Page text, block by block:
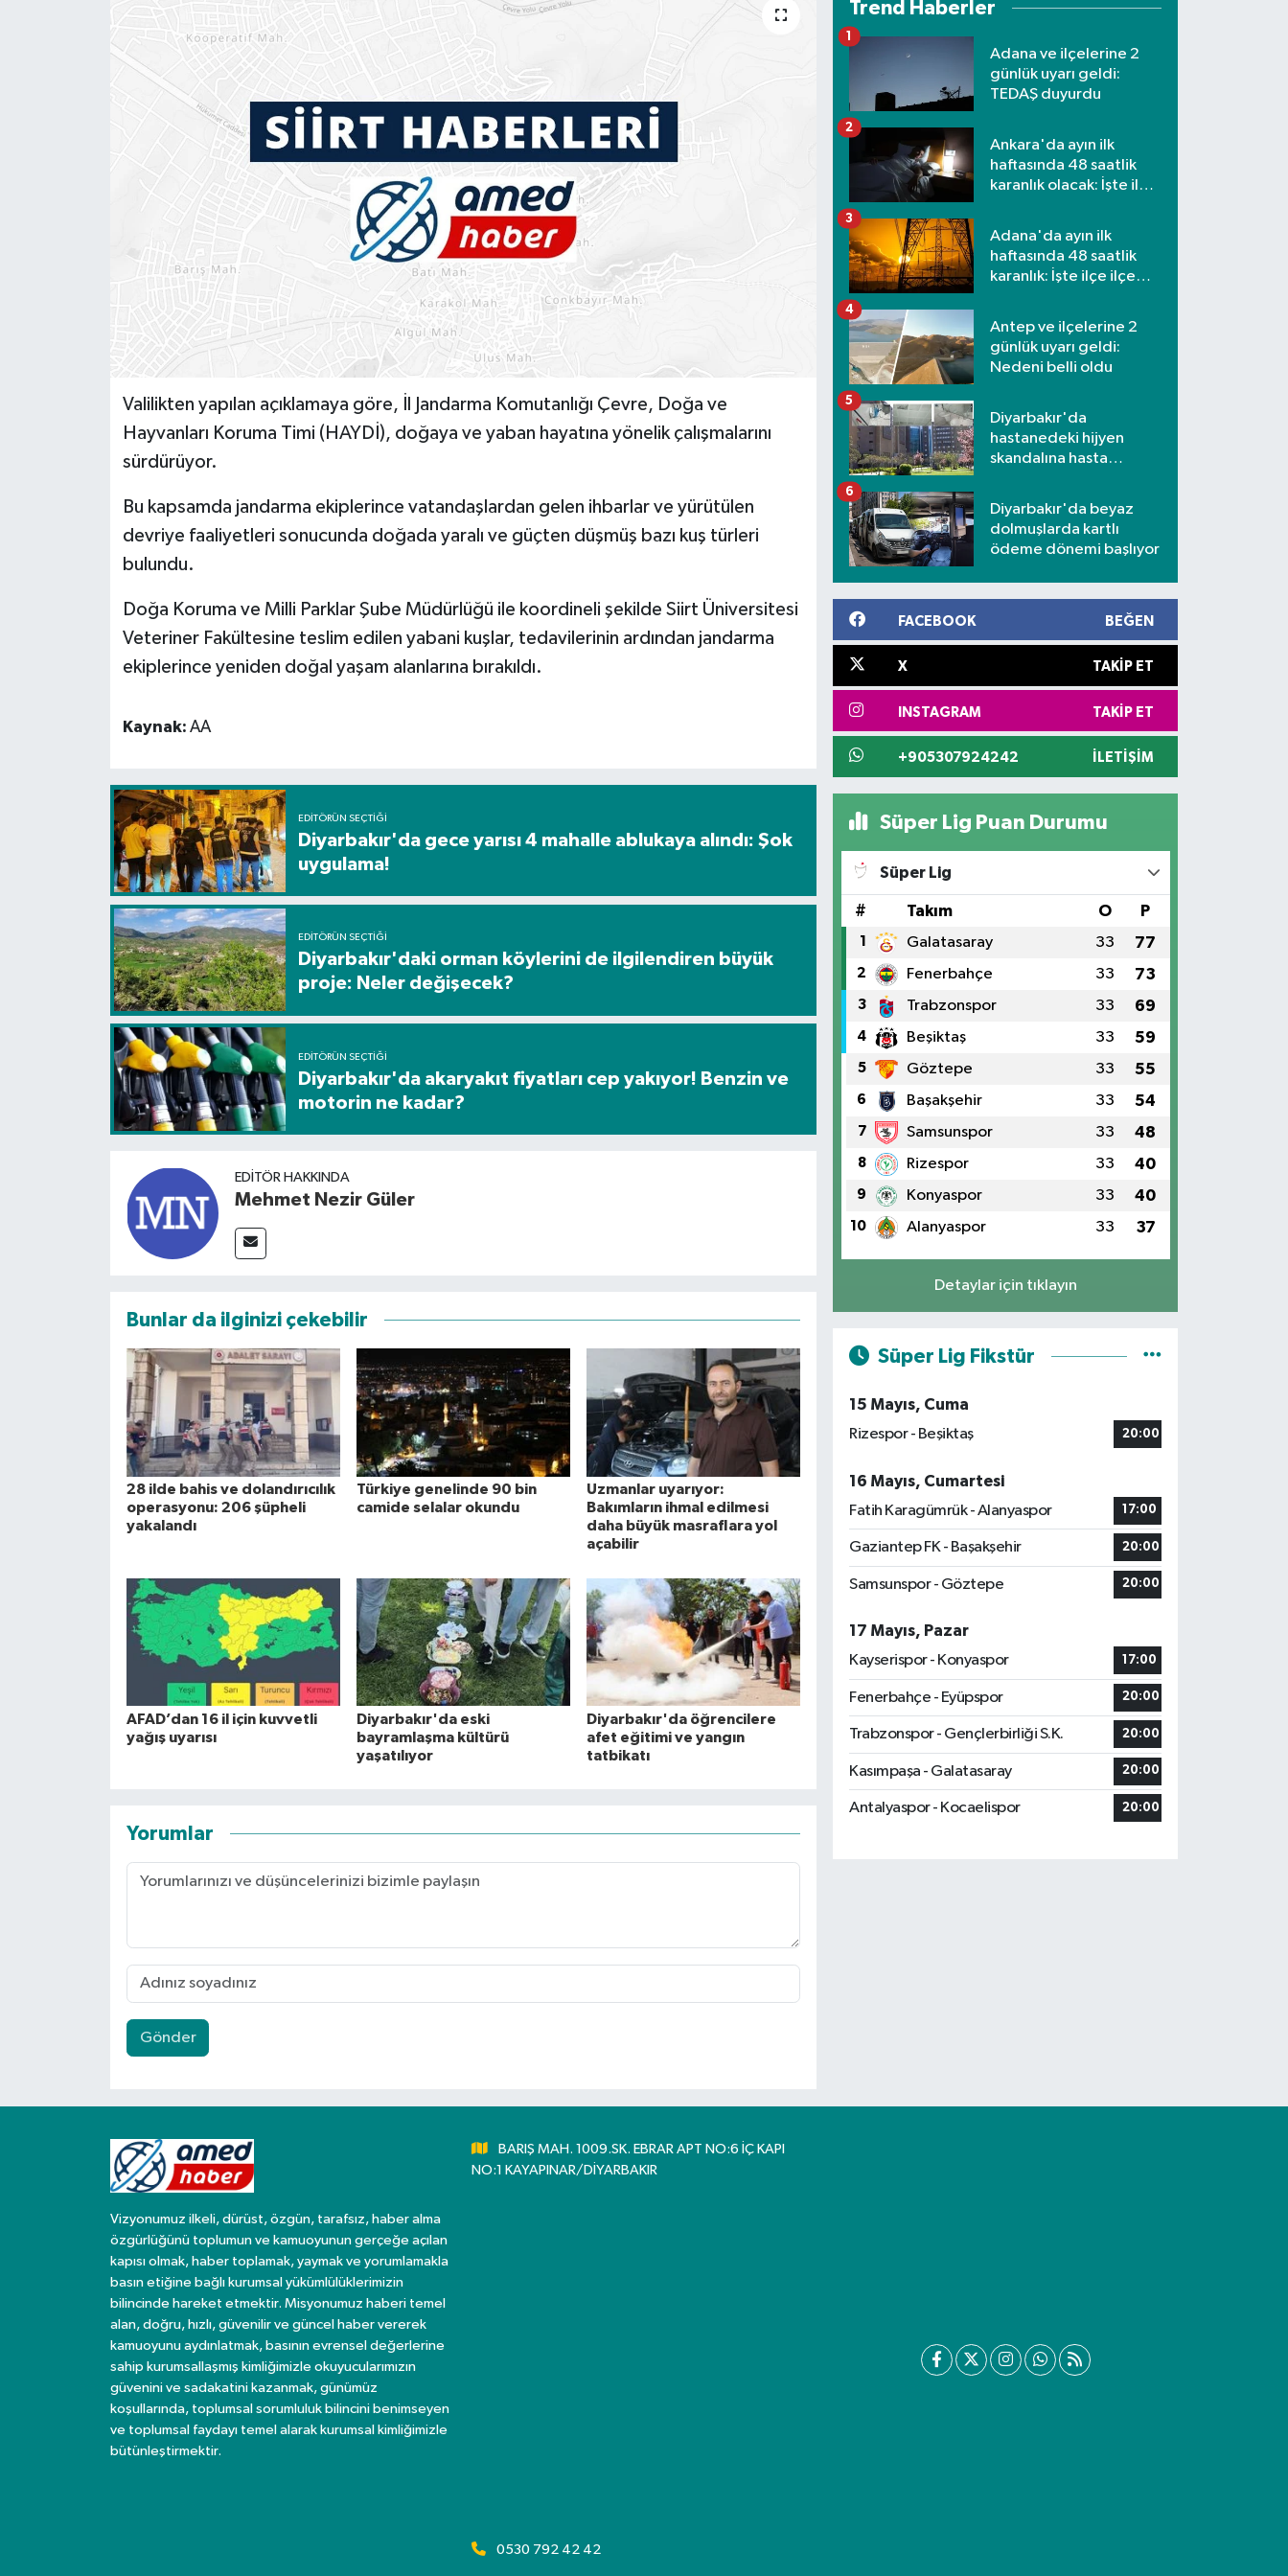
Valilikten yapılan açıklamaya göre, İl Jandarma Komutanlığı Çevre, Doğa ve
Hayvanları Koruma Timi (HAYDİ), doğaya ve yaban hayatına yönelik çalışmalarını
sürdürüyor.
Bu kapsamda jandarma ekiplerince vatandaşlardan gelen ihbarlar ve yürütülen
devriye faaliyetleri sonucunda doğada yaralı ve güçten düşmüş bazı kuş türleri
bulundu.
Doğa Koruma ve Milli Parklar Şube Müdürlüğü ile koordineli şekilde Siirt Üniversitesi
Veteriner Fakültesine teslim edilen yabani kuşlar, tedavilerinin ardından jandarma
ekiplerince yeniden doğal yaşam alanlarına bırakıldı.
Kaynak: AA
EDITÖRÜN SEÇTIĞI
Diyarbakır'da gece yarısı 4 mahalle ablukaya alındı: Şok
uygulama!
EDITÖRÜN SEÇTIĞI
Diyarbakır'daki orman köylerini de ilgilendiren büyük
proje: Neler değişecek?
EDITÖRÜN SEÇTIĞI
Diyarbakır'da akaryakıt fiyatları cep yakıyor! Benzin ve
motorin ne kadar?
EDITÖR HAKKINDA
Mehmet Nezir Güler
Bunlar da ilginizi çekebilir
28 ilde bahis ve dolandırıcılık
operasyonu: 206 şüpheli
yakalandı
Türkiye genelinde 90 bin
camide selalar okundu
Uzmanlar uyarıyor:
Bakımların ihmal edilmesi
daha büyük masraflara yol
açabilir
AFAD’dan 16 il için kuvvetli
yağış uyarısı
Diyarbakır'da eski
bayramlaşma kültürü
yaşatılıyor
Diyarbakır'da öğrencilere
afet eğitimi ve yangın
tatbikatı
Yorumlar
Gönder
Trend Haberler
Adana ve ilçelerine 2
günlük uyarı geldi:
TEDAŞ duyurdu
1
Ankara'da ayın ilk
haftasında 48 saatlik
karanlık olacak: İşte ilçe
2
Adana'da ayın ilk
haftasında 48 saatlik
karanlık: İşte ilçe ilçe
3
Antep ve ilçelerine 2
günlük uyarı geldi:
Nedeni belli oldu
4
Diyarbakır'da
hastanedeki hijyen
skandalına hasta
5
Diyarbakır'da beyaz
dolmuşlarda kartlı
ödeme dönemi başlıyor
6
FACEBOOK BEĞEN
X TAKIP ET
INSTAGRAM TAKIP ET
+905307924242 İLETIŞIM
Süper Lig Puan Durumu
Süper Lig
# Takım O P
1 Galatasaray 33 77
2 Fenerbahçe 33 73
3 Trabzonspor 33 69
4 Beşiktaş 33 59
5 Göztepe 33 55
6 Başakşehir 33 54
7 Samsunspor 33 48
8 Rizespor 33 40
9 Konyaspor 33 40
10 Alanyaspor 33 37
Detaylar için tıklayın
Süper Lig Fikstür
15 Mayıs, Cuma
Rizespor - Beşiktaş
20:00
16 Mayıs, Cumartesi
Fatih Karagümrük - Alanyaspor
17:00
Gaziantep FK - Başakşehir 20:00
Samsunspor - Göztepe 20:00
17 Mayıs, Pazar
Kayserispor - Konyaspor
17:00
Fenerbahçe - Eyüpspor 20:00
Trabzonspor - Gençlerbirliği S.K. 20:00
Kasımpaşa - Galatasaray 20:00
Antalyaspor - Kocaelispor 20:00
Vizyonumuz ilkeli, dürüst, özgün, tarafsız, haber alma
özgürlüğünü toplumun ve kamuoyunun gerçeğe açılan
kapısı olmak, haber toplamak, yaymak ve yorumlamakla
basın etiğine bağlı kurumsal yükümlülüklerimizin
bilincinde hareket etmektir. Misyonumuz haberi temel
alan, doğru, hızlı, güvenilir ve güncel haber vererek
kamuoyunu aydınlatmak, basının evrensel değerlerine
sahip kurumsallaşmış kimliğimizle okuyucularımızın
güvenini ve sadakatini kazanmak, günümüz
koşullarında, toplumsal sorumluluk bilincini benimseyen
ve toplumsal faydayı temel alarak kurumsal kimliğimizle
bütünleştirmektir.
BARIŞ MAH. 1009.SK. EBRAR APT NO:6 İÇ KAPI
NO:1 KAYAPINAR/DİYARBAKIR
0530 792 42 42
Sağlık & Yaşam